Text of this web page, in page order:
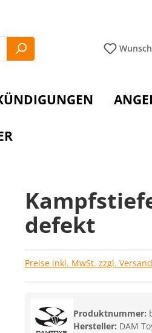
defekt
Preise inkl. MwSt. zzgl.
Produktnummer:
Hersteller: DAM